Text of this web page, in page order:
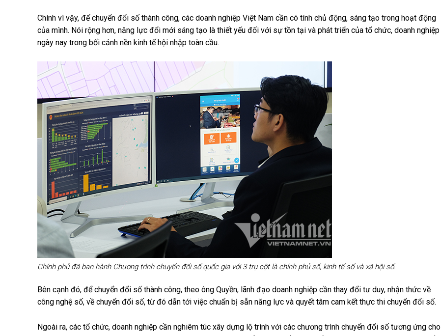
Chính vì vậy, để chuyển đổi số thành công, các doanh nghiệp Việt Nam cần có tính chủ động, sáng tạo trong hoạt động
của mình. Nói rộng hơn, năng lực đổi mới sáng tạo là thiết yếu đối với sự tồn tại và phát triển của tổ chức, doanh nghiệp
ngày nay trong bối cảnh nền kinh tế hội nhập toàn cầu.
Chính phủ đã ban hành Chương trình chuyển đổi số quốc gia với 3 trụ cột là chính phủ số, kinh tế số và xã hội số.
Bên cạnh đó, để chuyển đổi số thành công, theo ông Quyền, lãnh đạo doanh nghiệp cần thay đổi tư duy, nhận thức về
công nghệ số, về chuyển đổi số, từ đó dẫn tới việc chuẩn bị sẵn năng lực và quyết tâm cam kết thực thi chuyển đổi số.
Ngoài ra, các tổ chức, doanh nghiệp cần nghiêm túc xây dựng lộ trình với các chương trình chuyển đổi số tương ứng cho